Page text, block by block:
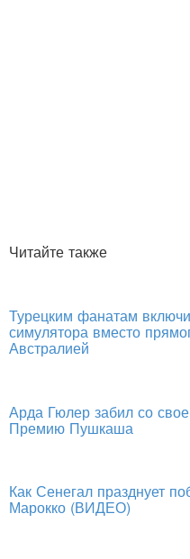
Читайте также
Турецким фанатам
симулятора вместо
Австралией
Арда Гюлер забил со
Премию Пушкаша
Как Сенегал празднует
Марокко (ВИДЕО)